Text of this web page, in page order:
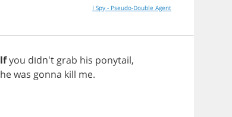
I Spy - Pseudo-Double Agent
lfyou didn't grab his ponytail,
hewas gonna kill me.